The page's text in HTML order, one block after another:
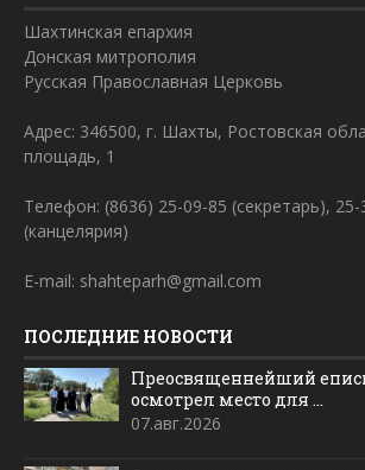
Шахтинская епархия
Донская митрополия
Русская Православная Церковь
Адрес: 346500, г. Шахты, Ростовская
площадь, 1
Телефон: (8636) 25-09-85 (секретарь), 25-
(канцелярия)
E-mail: shahteparh@gmail.com
ПОСЛЕДНИЕ НОВОСТИ
Преосвященнейший
осмотрел место для ...
07.авг.2026